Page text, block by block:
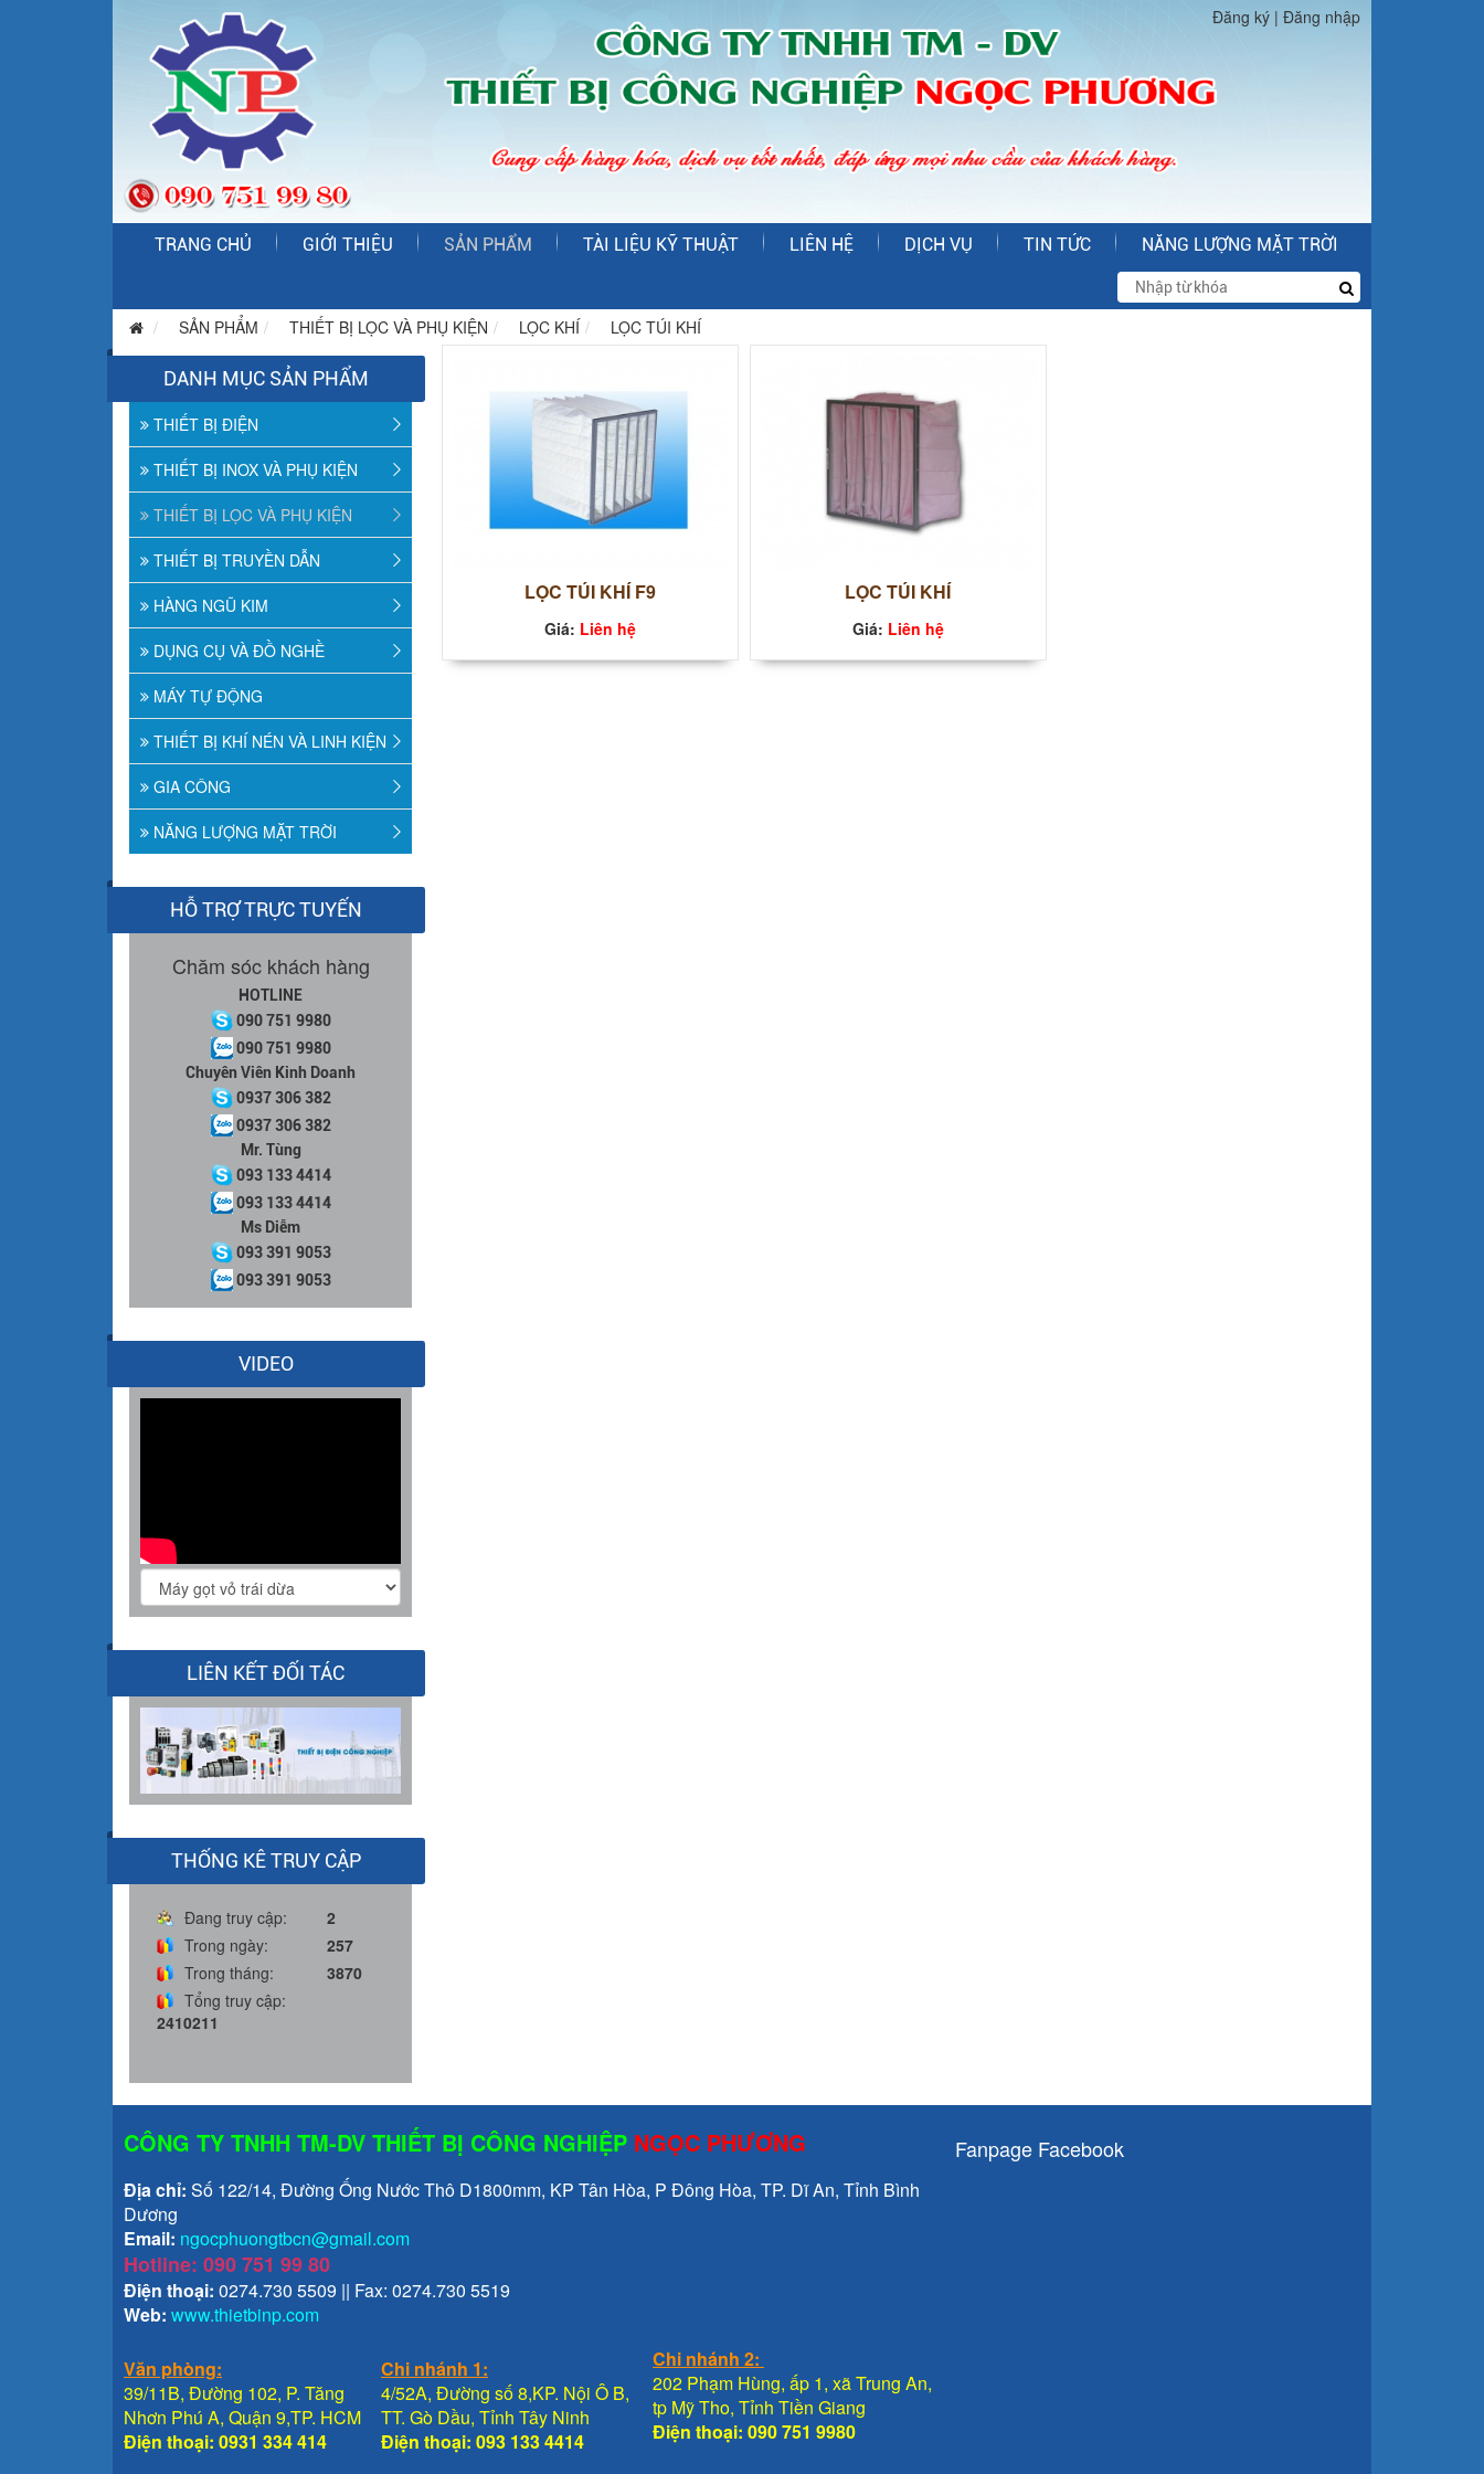
Đăng ký | Đăng nhập
TRANG CHỦ GIỚI THIỆU SẢN PHẨM TÀI LIỆU KỸ THUẬT LIÊN HỆ DỊCH VỤ TIN TỨC NĂNG LƯỢNG MẶT TRỜI
SẢN PHẨM THIẾT BỊ LỌC VÀ PHỤ KIỆN LỌC KHÍ LỌC TÚI KHÍ
DANH MỤC SẢN PHẨM
THIẾT BỊ ĐIỆN
THIẾT BỊ INOX VÀ PHỤ KIỆN
THIẾT BỊ LỌC VÀ PHỤ KIỆN
THIẾT BỊ TRUYỀN DẪN
HÀNG NGŨ KIM
DỤNG CỤ VÀ ĐỒ NGHỀ
MÁY TỰ ĐỘNG
THIẾT BỊ KHÍ NÉN VÀ LINH KIỆN
GIA CÔNG
NĂNG LƯỢNG MẶT TRỜI
HỖ TRỢ TRỰC TUYẾN
Chăm sóc khách hàng
HOTLINE
090 751 9980
090 751 9980
Chuyên Viên Kinh Doanh
0937 306 382
0937 306 382
Mr. Tùng
093 133 4414
093 133 4414
Ms Diễm
093 391 9053
093 391 9053
VIDEO
LIÊN KẾT ĐỐI TÁC
THỐNG KÊ TRUY CẬP
Đang truy cập:
2
Trong ngày:
257
Trong tháng:
3870
Tổng truy cập:
2410211
LỌC TÚI KHÍ F9
Giá: Liên hệ
LỌC TÚI KHÍ
Giá: Liên hệ
CÔNG TY TNHH TM-DV THIẾT BỊ CÔNG NGHIỆP NGỌC PHƯƠNG
Địa chỉ: Số 122/14, Đường Ống Nước Thô D1800mm, KP Tân Hòa, P Đông Hòa, TP. Dĩ An, Tỉnh Bình
Dương
Email: ngocphuongtbcn@gmail.com
Hotline: 090 751 99 80
Điện thoại: 0274.730 5509 || Fax: 0274.730 5519
Web: www.thietbinp.com
Văn phòng:
39/11B, Đường 102, P. Tăng
Nhơn Phú A, Quận 9,TP. HCM
Điện thoại: 0931 334 414
Chi nhánh 1:
4/52A, Đường số 8,KP. Nội Ô B,
TT. Gò Dầu, Tỉnh Tây Ninh
Điện thoại: 093 133 4414
Chi nhánh 2:
202 Phạm Hùng, ấp 1, xã Trung An,
tp Mỹ Tho, Tỉnh Tiền Giang
Điện thoại: 090 751 9980
Fanpage Facebook